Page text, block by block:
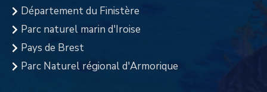
Département du Finistère
Parc naturel marin d'Iroise
Pays de Brest
Parc Naturel régional d'Armorique